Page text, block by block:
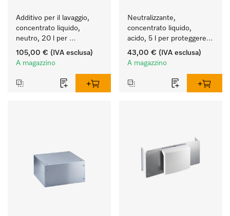
Additivo per il lavaggio,
concentrato liquido,
neutro, 20 l per
rimuovere in modo
efficace le macchie di
105,00 € (IVA esclusa)
A magazzino
Neutralizzante,
concentrato liquido,
acido, 5 l per proteggere
in modo ottimale i tessuti
mediante neutralizzazione
43,00 € (IVA esclusa)
A magazzino